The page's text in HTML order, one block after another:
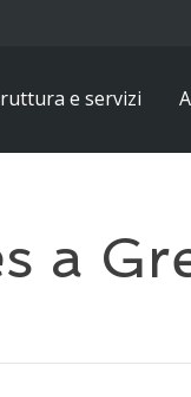
e servizi
a